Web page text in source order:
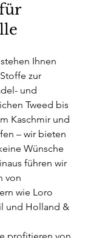
Ihnen
zur
und
Tweed bis
Kaschmir und
– wir bieten
Wünsche
führen wir
von
wie Loro
und Holland &